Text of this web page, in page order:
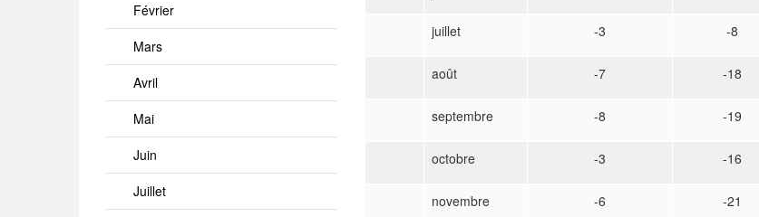
Février
Mars
Avril
Mai
Juin
Juillet
juillet -3 -8
août -7 -18
septembre -8 -19
octobre -3 -16
novembre -6 -21